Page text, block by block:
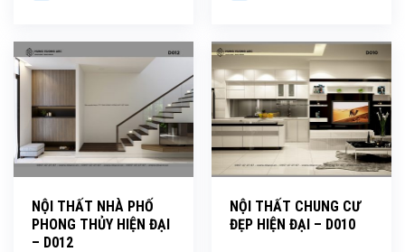
NỘI THẤT NHÀ PHỐ
PHONG THỦY HIỆN ĐẠI
– D012
NỘI THẤT CHUNG CƯ
ĐẸP HIỆN ĐẠI – D010